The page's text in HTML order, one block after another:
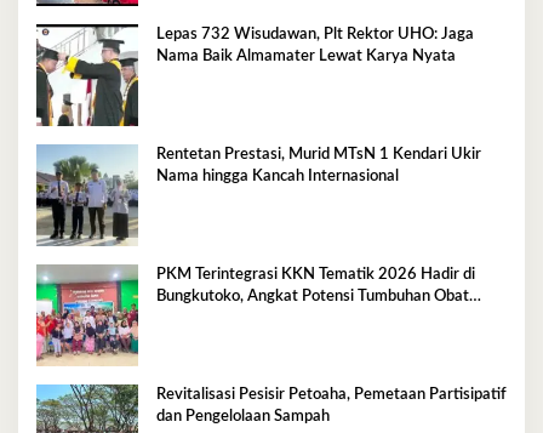
Lepas 732 Wisudawan, Plt Rektor UHO: Jaga
Nama Baik Almamater Lewat Karya Nyata
Rentetan Prestasi, Murid MTsN 1 Kendari Ukir
Nama hingga Kancah Internasional
PKM Terintegrasi KKN Tematik 2026 Hadir di
Bungkutoko, Angkat Potensi Tumbuhan Obat
Revitalisasi Pesisir Petoaha, Pemetaan Partisipatif
dan Pengelolaan Sampah